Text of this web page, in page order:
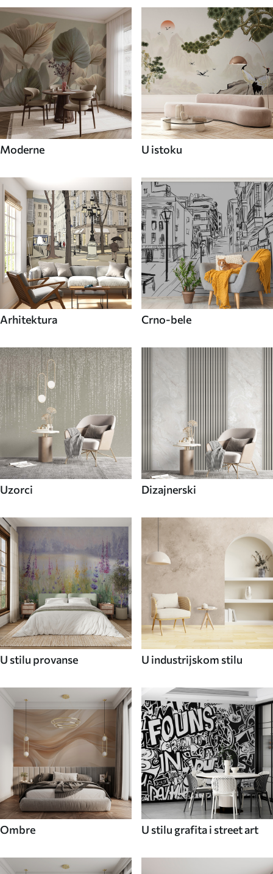
Moderne U istoku
Arhitektura Crno-bele
Uzorci Dizajnerski
U stilu provanse U industrijskom stilu
Ombre U stilu grafita i street art